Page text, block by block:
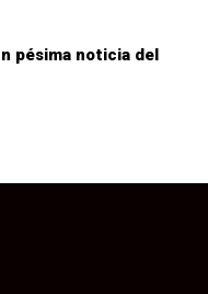
pésima noticia del